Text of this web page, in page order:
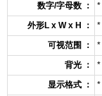
数字/字母数 ：
*
外形L x W x H ：
*
可视范围 ：
*
背光 ：
*
显示格式 ：
*